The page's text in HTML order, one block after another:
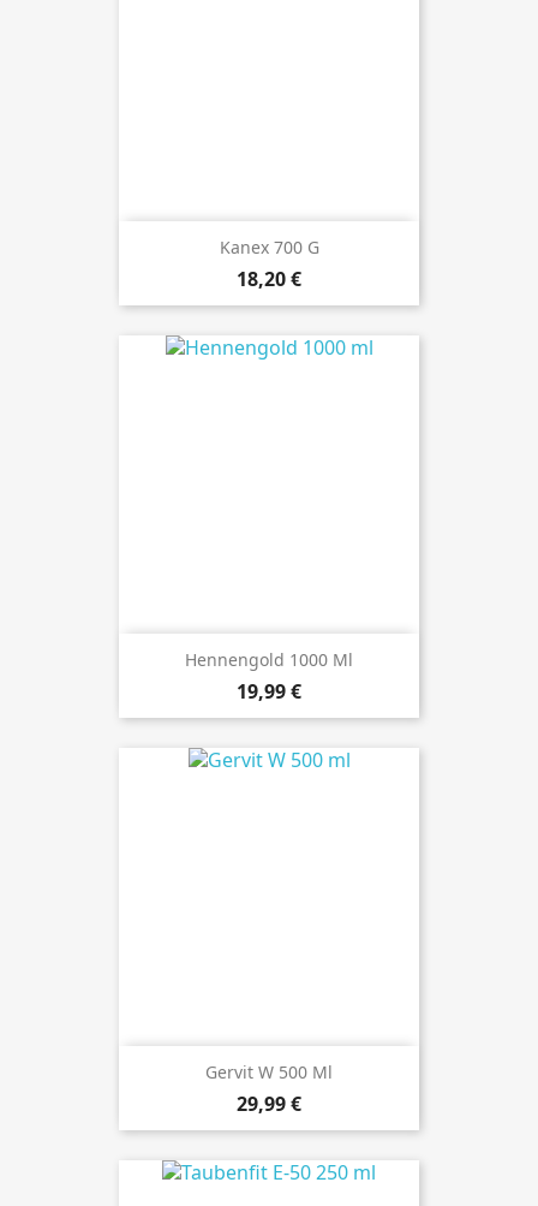
Kanex 700 G
Preis
18,20 €
Hennengold 1000 Ml
Preis
19,99 €
Gervit W 500 Ml
Preis
29,99 €